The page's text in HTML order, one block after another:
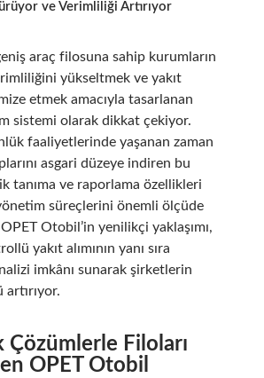
ve Verimliliği Artırıyor
araç filosuna sahip kurumların
yükseltmek ve yakıt
etmek amacıyla tasarlanan
sistemi olarak dikkat çekiyor.
faaliyetlerinde yaşanan zaman
asgari düzeye indiren bu
tanıma ve raporlama özellikleri
süreçlerini önemli ölçüde
Otobil’in yenilikçi yaklaşımı,
yakıt alımının yanı sıra
imkânı sunarak şirketlerin
Çözümlerle Filoları
OPET Otobil